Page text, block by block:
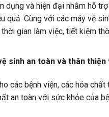
dụng và hiện đại nhằm hỗ
quả. Cùng với các máy vệ
gian làm việc, tiết kiệm
sinh an toàn và thân
các bệnh viện, các hóa chất
an toàn với sức khỏe của